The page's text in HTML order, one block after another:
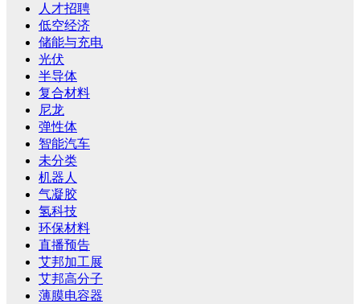
人才招聘
低空经济
储能与充电
光伏
半导体
复合材料
尼龙
弹性体
智能汽车
未分类
机器人
气凝胶
氢科技
环保材料
直播预告
艾邦加工展
艾邦高分子
薄膜电容器